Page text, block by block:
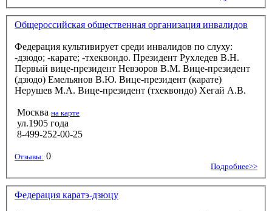
Общероссийская общественная организация инвалидов
Федерация культивирует среди инвалидов по слуху:
-дзюдо; -карате; -тхеквондо. Президент Рухледев В.Н.
Первый вице-президент Невзоров В.М. Вице-президент
(дзюдо) Емельянов В.Ю. Вице-президент (карате)
Нерушев М.А. Вице-президент (тхеквондо) Хегай А.В.
Москва на карте
ул.1905 года
8-499-252-00-25
Отзывы: 0
Подробнее>>
Федерация каратэ-дзюцу